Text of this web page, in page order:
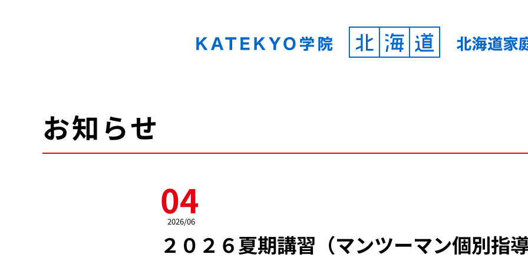
お知らせ
04
2026/06
２０２６夏期講習（マンツーマン個別指